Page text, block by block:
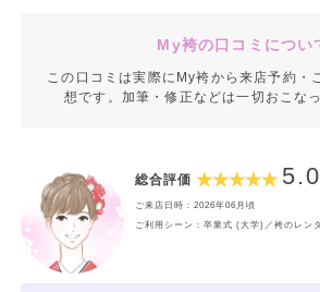
My袴の口コミについ
この口コミは実際にMy袴から来店予約・
想です。加筆・修正などは一切おこな
総合評価 5.0
ご来店日時：2026年06月頃
ご利用シーン：卒業式 (大学)／袴のレン